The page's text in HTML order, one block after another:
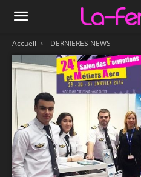
Accueil -DERNIERES NEWS